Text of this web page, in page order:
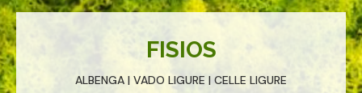
FISIOS
ALBENGA | VADO LIGURE | CELLE LIGURE